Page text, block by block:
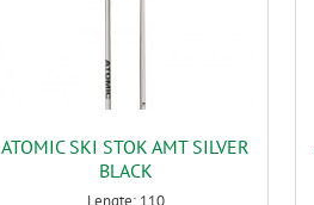
ATOMIC SKI STOK AMT SILVER
BLACK